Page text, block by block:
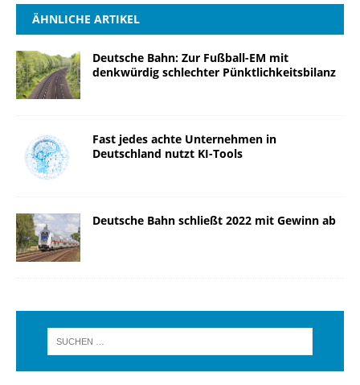
ÄHNLICHE ARTIKEL
Deutsche Bahn: Zur Fußball-EM mit
denkwürdig schlechter Pünktlichkeitsbilanz
Fast jedes achte Unternehmen in
Deutschland nutzt KI-Tools
Deutsche Bahn schließt 2022 mit Gewinn ab